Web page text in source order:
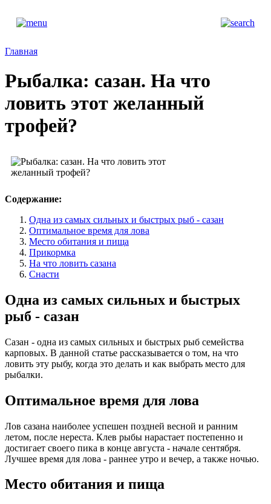
Главная
Рыбалка: сазан. На что
ловить этот желанный
трофей?
Содержание:
Одна из самых сильных и быстрых рыб - сазан
Оптимальное время для лова
Место обитания и пища
Прикормка
На что ловить сазана
Снасти
Одна из самых сильных и быстрых
рыб - сазан
Сазан - одна из самых сильных и быстрых рыб семейства
карповых. В данной статье рассказывается о том, на что
ловить эту рыбу, когда это делать и как выбрать место для
рыбалки.
Оптимальное время для лова
Лов сазана наиболее успешен поздней весной и ранним
летом, после нереста. Клев рыбы нарастает постепенно и
достигает своего пика в конце августа - начале сентября.
Лучшее время для лова - раннее утро и вечер, а также ночью.
Место обитания и пища